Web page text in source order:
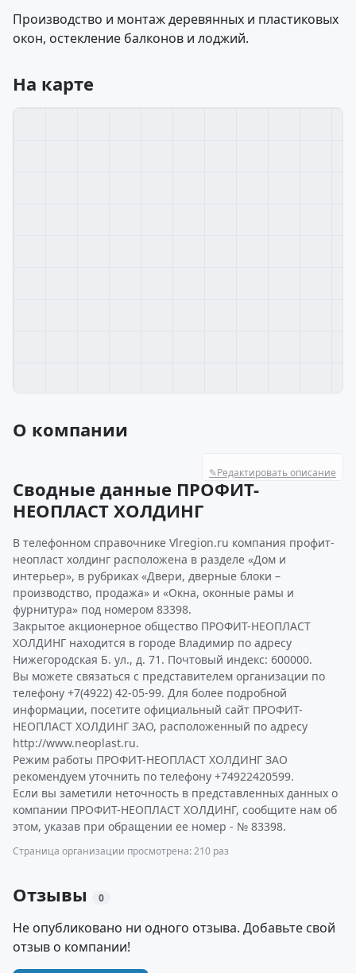
Производство и монтаж деревянных и пластиковых
окон, остекление балконов и лоджий.
На карте
О компании
✎Редактировать описание
Сводные данные ПРОФИТ-
НЕОПЛАСТ ХОЛДИНГ
В телефонном справочнике Vlregion.ru компания профит-
неопласт холдинг расположена в разделе «Дом и
интерьер», в рубриках «Двери, дверные блоки –
производство, продажа» и «Окна, оконные рамы и
фурнитура» под номером 83398.
Закрытое акционерное общество ПРОФИТ-НЕОПЛАСТ
ХОЛДИНГ находится в городе Владимир по адресу
Нижегородская Б. ул., д. 71. Почтовый индекс: 600000.
Вы можете связаться с представителем организации по
телефону +7(4922) 42-05-99. Для более подробной
информации, посетите официальный сайт ПРОФИТ-
НЕОПЛАСТ ХОЛДИНГ ЗАО, расположенный по адресу
http://www.neoplast.ru.
Режим работы ПРОФИТ-НЕОПЛАСТ ХОЛДИНГ ЗАО
рекомендуем уточнить по телефону +74922420599.
Если вы заметили неточность в представленных данных о
компании ПРОФИТ-НЕОПЛАСТ ХОЛДИНГ, сообщите нам об
этом, указав при обращении ее номер - № 83398.
Страница организации просмотрена: 210 раз
Отзывы 0
Не опубликовано ни одного отзыва. Добавьте свой
отзыв о компании!